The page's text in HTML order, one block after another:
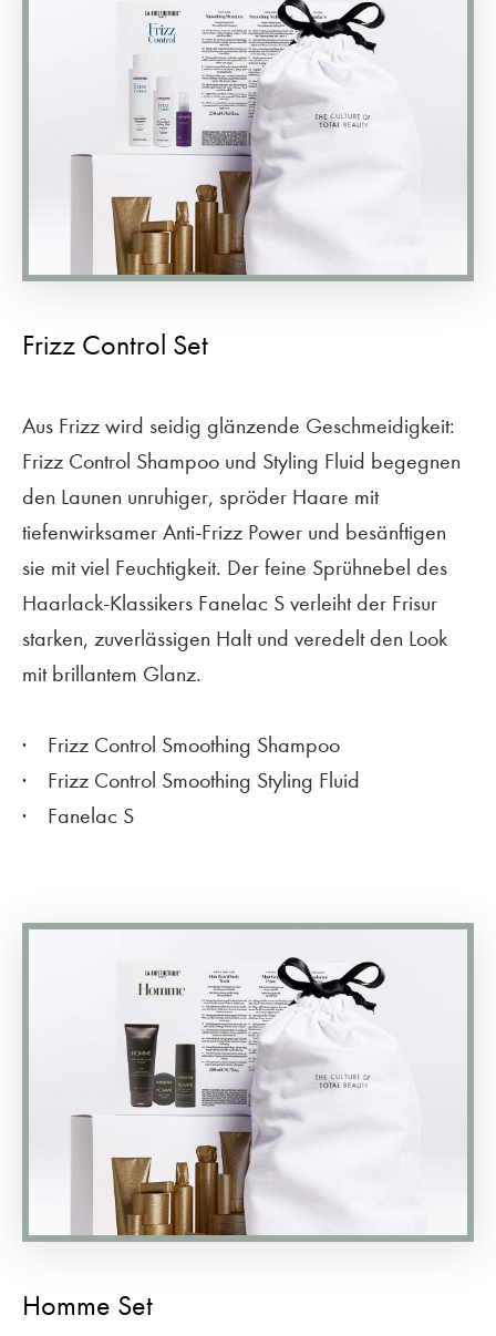
Frizz Control Set
Aus Frizz wird seidig glänzende Geschmeidigkeit:
Frizz Control Shampoo und Styling Fluid begegnen
den Launen unruhiger, spröder Haare mit
tiefenwirksamer Anti-Frizz Power und besänftigen
sie mit viel Feuchtigkeit. Der feine Sprühnebel des
Haarlack-Klassikers Fanelac S verleiht der Frisur
starken, zuverlässigen Halt und veredelt den Look
mit brillantem Glanz.
Frizz Control Smoothing Shampoo
Frizz Control Smoothing Styling Fluid
Fanelac S
Homme Set